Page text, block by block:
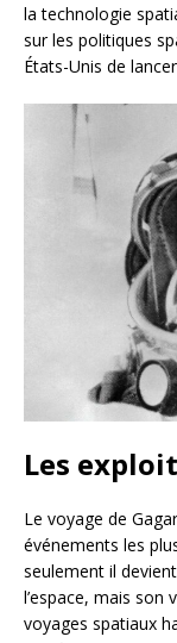
la technologie
sur les politiques
États-Unis de
Les
Le voyage de
événements les
seulement il
l’espace, mais
voyages spatiaux